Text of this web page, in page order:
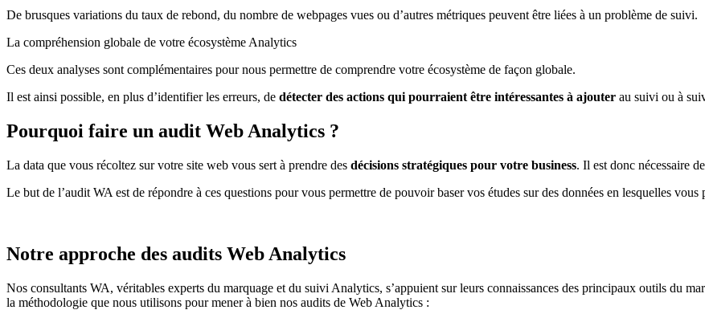
De brusques variations du taux de rebond, du nombre de webpages vues ou d’autres métriques peuvent être liées à un problème de suivi.
La compréhension globale de votre écosystème Analytics
Ces deux analyses sont complémentaires pour nous permettre de comprendre votre écosystème de façon globale.
Il est ainsi possible, en plus d’identifier les erreurs, de détecter des actions qui pourraient être intéressantes à ajouter au suivi ou à
Pourquoi faire un audit Web Analytics ?
La data que vous récoltez sur votre site web vous sert à prendre des décisions stratégiques pour votre business. Il est donc nécessaire
Le but de l’audit WA est de répondre à ces questions pour vous permettre de pouvoir baser vos études sur des données en lesquelles
Notre approche des audits Web Analytics
Nos consultants WA, véritables experts du marquage et du suivi Analytics, s’appuient sur leurs connaissances des principaux outils du
la méthodologie que nous utilisons pour mener à bien nos audits de Web Analytics :